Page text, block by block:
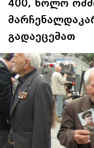
400, ხოლო
გადაეცემათ